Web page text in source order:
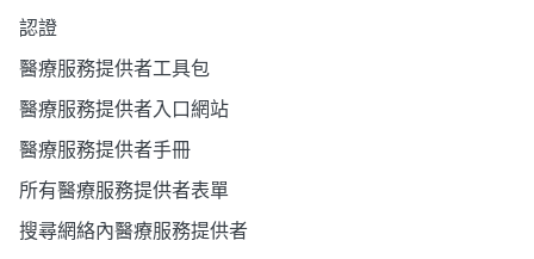
認證
醫療服務提供者工具包
醫療服務提供者入口網站
醫療服務提供者手冊
所有醫療服務提供者表單
搜尋網絡內醫療服務提供者